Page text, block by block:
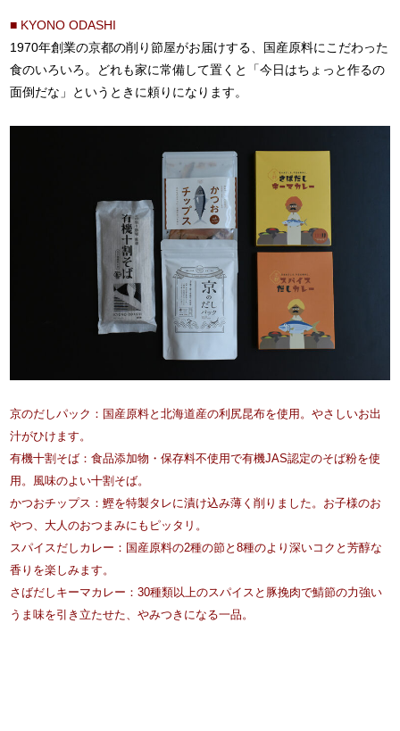
■ KYONO ODASHI
1970年創業の京都の削り節屋がお届けする、国産原料にこだわった
食のいろいろ。どれも家に常備して置くと「今日はちょっと作るの
面倒だな」というときに頼りになります。
京のだしパック：国産原料と北海道産の利尻昆布を使用。やさしいお出
汁がひけます。
有機十割そば：食品添加物・保存料不使用で有機JAS認定のそば粉を使
用。風味のよい十割そば。
かつおチップス：鰹を特製タレに漬け込み薄く削りました。お子様のお
やつ、大人のおつまみにもピッタリ。
スパイスだしカレー：国産原料の2種の節と8種のより深いコクと芳醇な
香りを楽しみます。
さばだしキーマカレー：30種類以上のスパイスと豚挽肉で鯖節の力強い
うま味を引き立たせた、やみつきになる一品。